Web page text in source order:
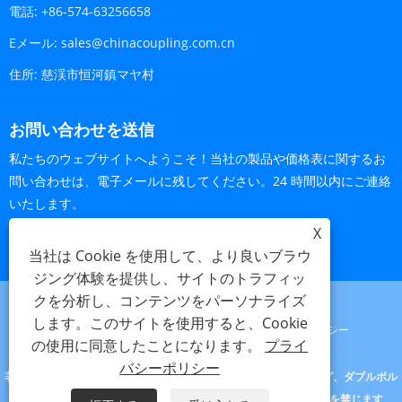
電話: +86-574-63256658
Eメール: sales@chinacoupling.com.cn
住所: 慈渓市恒河鎮マヤ村
お問い合わせを送信
私たちのウェブサイトへようこそ！当社の製品や価格表に関するお
問い合わせは、電子メールに残してください。24 時間以内にご連絡
いたします。
Links Sitemap RSS XML プライバシーポリシー
著作権 © 2023 慈渓北立管継手有限公司- ユニバーサルカップリング、ダブルボル
トクランプ、グランドジョイントカップリング - 無断複写・転載を禁じます
X
当社は Cookie を使用して、より良いブラウ
ジング体験を提供し、サイトのトラフィッ
クを分析し、コンテンツをパーソナライズ
します。このサイトを使用すると、Cookie
の使用に同意したことになります。 プライ
バシーポリシー